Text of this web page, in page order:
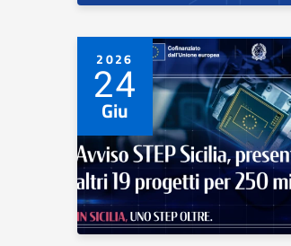
2026
24
Giu